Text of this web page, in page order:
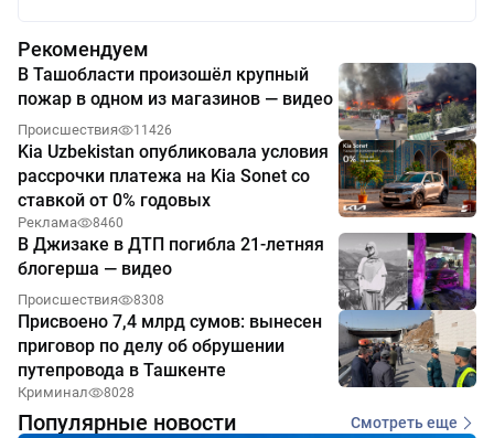
Рекомендуем
В Ташобласти произошёл крупный
пожар в одном из магазинов — видео
Происшествия 11426
Kia Uzbekistan опубликовала условия
рассрочки платежа на Kia Sonet со
ставкой от 0% годовых
Реклама 8460
В Джизаке в ДТП погибла 21-летняя
блогерша — видео
Происшествия 8308
Присвоено 7,4 млрд сумов: вынесен
приговор по делу об обрушении
путепровода в Ташкенте
Криминал 8028
Популярные новости Смотреть еще